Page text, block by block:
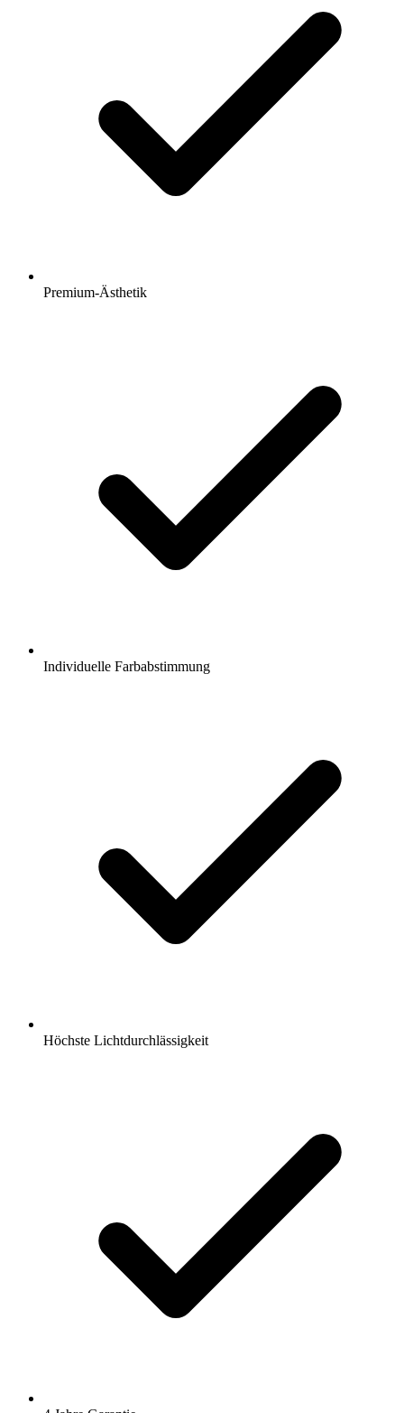
Premium-Ästhetik
Individuelle Farbabstimmung
Höchste Lichtdurchlässigkeit